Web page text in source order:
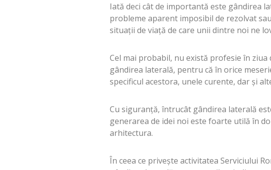
Iată deci cât de importantă este gândirea
probleme aparent imposibil de rezolvat
situații de viață de care unii dintre noi ne
Cel mai probabil, nu există profesie în
gândirea laterală, pentru că în orice
specificul acestora, unele curente, dar și
Cu siguranță, întrucât gândirea laterală
generarea de idei noi este foarte utilă în
arhitectura.
În ceea ce privește activitatea Serviciului